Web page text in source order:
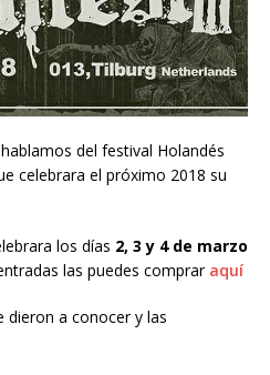
del festival Holandés
celebrara el próximo 2018 su
los días 2, 3 y 4 de marzo
las puedes compraraquí
dieron a conocer y las